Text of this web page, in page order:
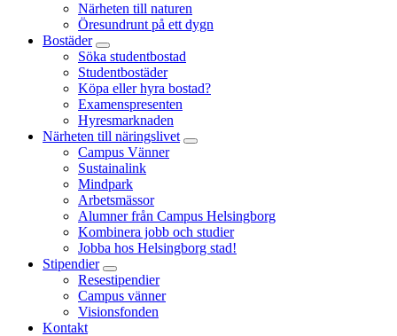
Närheten till naturen
Öresundrunt på ett dygn
Bostäder
Söka studentbostad
Studentbostäder
Köpa eller hyra bostad?
Examenspresenten
Hyresmarknaden
Närheten till näringslivet
Campus Vänner
Sustainalink
Mindpark
Arbetsmässor
Alumner från Campus Helsingborg
Kombinera jobb och studier
Jobba hos Helsingborg stad!
Stipendier
Resestipendier
Campus vänner
Visionsfonden
Kontakt